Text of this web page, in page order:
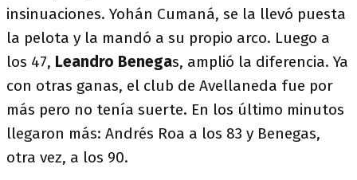
insinuaciones. Yohán Cumaná, se la llevó puesta
la pelota y la mandó a su propio arco. Luego a
los 47, Leandro Benegas, amplió la diferencia. Ya
con otras ganas, el club de Avellaneda fue por
más pero no tenía suerte. En los último minutos
llegaron más: Andrés Roa a los 83 y Benegas,
otra vez, a los 90.